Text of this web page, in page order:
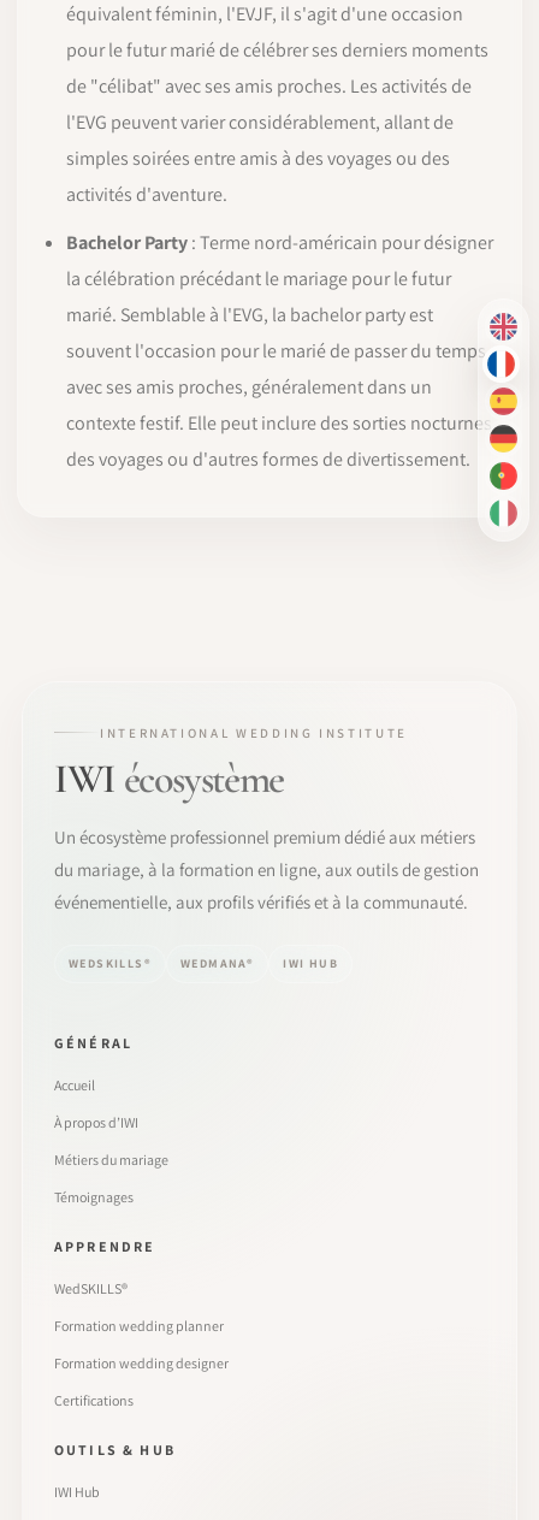
EN
FR
ES
DE
PT-
IT
équivalent féminin, l'EVJF, il s'agit d'une occasion
pour le futur marié de célébrer ses derniers moments
de "célibat" avec ses amis proches. Les activités de
l'EVG peuvent varier considérablement, allant de
simples soirées entre amis à des voyages ou des
activités d'aventure.
Bachelor Party: Terme nord-américain pour désigner
la célébration précédant le mariage pour le futur
marié. Semblable à l'EVG, la bachelor party est
souvent l'occasion pour le marié de passer du temps
avec ses amis proches, généralement dans un
contexte festif. Elle peut inclure des sorties nocturnes,
des voyages ou d'autres formes de divertissement.
INTERNATIONAL WEDDING INSTITUTE
IWI écosystème
Un écosystème professionnel premium dédié aux métiers
du mariage, à la formation en ligne, aux outils de gestion
événementielle, aux profils vérifiés et à la communauté.
WEDSKILLS® WEDMANA® IWI HUB
GÉNÉRAL
Accueil
À propos d’IWI
Métiers du mariage
Témoignages
APPRENDRE
WedSKILLS®
Formation wedding planner
Formation wedding designer
Certifications
OUTILS & HUB
IWI Hub